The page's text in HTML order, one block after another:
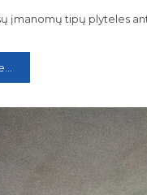
įmanomų tipų plyteles